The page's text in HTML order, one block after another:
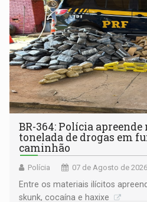
BR-364: Polícia
tonelada de drogas em
caminhão
Polícia 07 de Agosto de
Entre os materiais ilícitos
skunk, cocaína e haxixe